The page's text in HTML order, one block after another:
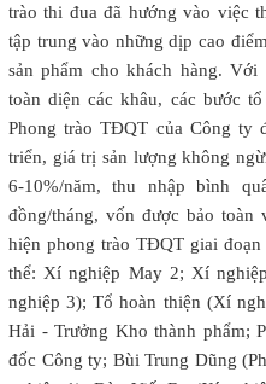
trào thi đua đã hướng vào việc
tập trung vào những dịp cao
sản phẩm cho khách hàng.
toàn diện các khâu, các bước
Phong trào TĐQT của Công ty
triển, giá trị sản lượng không
6-10%/năm, thu nhập bình
đồng/tháng, vốn được bảo toàn
hiện phong trào TĐQT giai
thể: Xí nghiệp May 2; Xí
nghiệp 3); Tổ hoàn thiện (Xí
Hải - Trưởng Kho thành phẩm;
đốc Công ty; Bùi Trung Dũng